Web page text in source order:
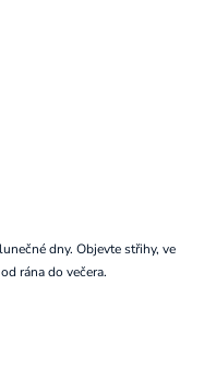
dny. Objevte střihy, ve
rána do večera.